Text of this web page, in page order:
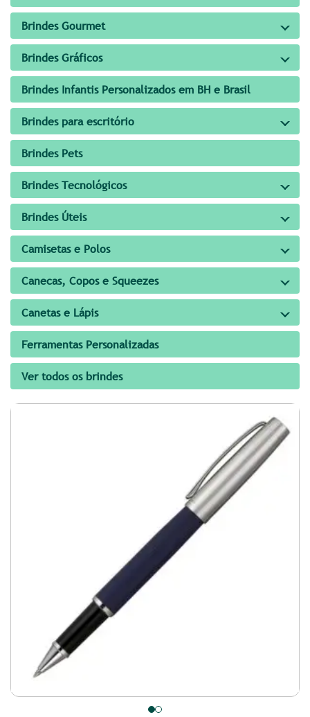
Brindes Gourmet
Brindes Gráficos
Brindes Infantis Personalizados em BH e Brasil
Brindes para escritório
Brindes Pets
Brindes Tecnológicos
Brindes Úteis
Camisetas e Polos
Canecas, Copos e Squeezes
Canetas e Lápis
Ferramentas Personalizadas
Ver todos os brindes